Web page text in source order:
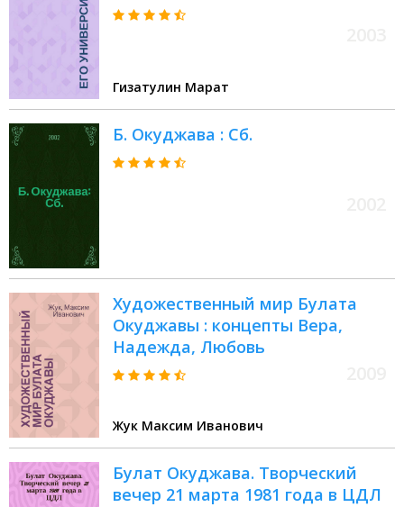
Гизатулин Марат
Б. Окуджава : Сб.
Художественный мир Булата
Окуджавы : концепты Вера,
Надежда, Любовь
Жук Максим Иванович
Булат Окуджава. Творческий
вечер 21 марта 1981 года в ЦДЛ